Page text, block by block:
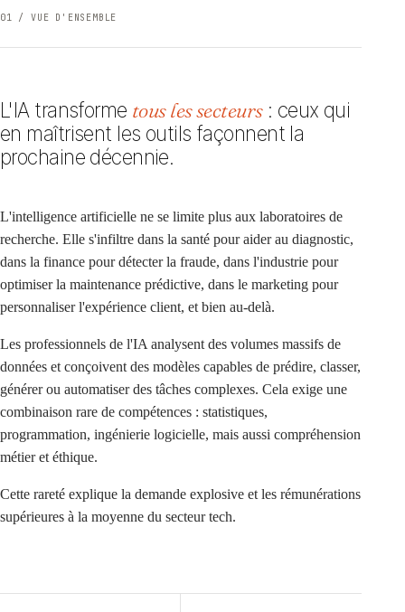
01 / VUE D'ENSEMBLE
L'IA transforme tous les secteurs: ceux qui
en maîtrisent les outils façonnent la
prochaine décennie.
L'intelligence artificielle ne se limite plus aux laboratoires de
recherche. Elle s'infiltre dans la santé pour aider au diagnostic,
dans la finance pour détecter la fraude, dans l'industrie pour
optimiser la maintenance prédictive, dans le marketing pour
personnaliser l'expérience client, et bien au-delà.
Les professionnels de l'IA analysent des volumes massifs de
données et conçoivent des modèles capables de prédire, classer,
générer ou automatiser des tâches complexes. Cela exige une
combinaison rare de compétences : statistiques,
programmation, ingénierie logicielle, mais aussi compréhension
métier et éthique.
Cette rareté explique la demande explosive et les rémunérations
supérieures à la moyenne du secteur tech.